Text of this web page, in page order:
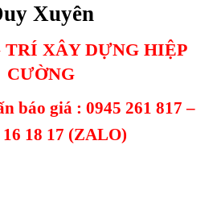
Xuyên
TRÍ XÂY DỰNG HIỆP
CƯỜNG
báo giá : 0945 261 817 –
18 17 (ZALO)